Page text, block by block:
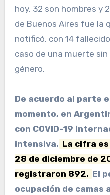
hoy, 32 son hombres y
de Buenos Aires fue la
notificó, con 14
caso de una muerte
género.
De acuerdo al parte
momento, en
con COVID-19
intensiva. La cifra es
28 de diciembre de
registraron 892. El
ocupación de camas